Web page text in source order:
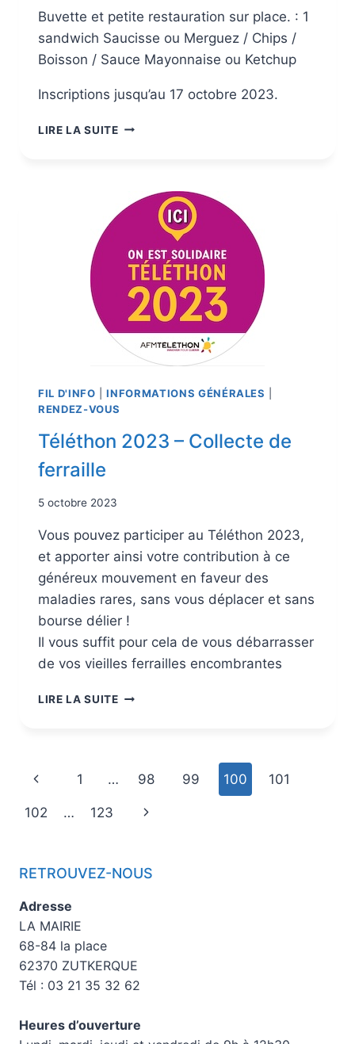
Buvette et petite restauration sur place. : 1
sandwich Saucisse ou Merguez / Chips /
Boisson / Sauce Mayonnaise ou Ketchup
Inscriptions jusqu’au 17 octobre 2023.
LIRE LA SUITE
FIL D'INFO |INFORMATIONS GÉNÉRALES
RENDEZ-VOUS
Téléthon 2023 – Collecte de
ferraille
5 octobre 2023
Vous pouvez participer au Téléthon 2023,
et apporter ainsi votre contribution à ce
généreux mouvement en faveur des
maladies rares, sans vous déplacer et sans
bourse délier !
Il vous suffit pour cela de vous débarrasser
de vos vieilles ferrailles encombrantes
LIRE LA SUITE
1 … 98 99 100 101
102 … 123
RETROUVEZ-NOUS
Adresse
LA MAIRIE
68-84 la place
62370 ZUTKERQUE
Tél : 03 21 35 32 62
Heures d’ouverture